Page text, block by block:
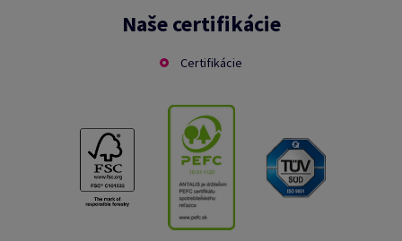
Naše certifikácie
Certifikácie